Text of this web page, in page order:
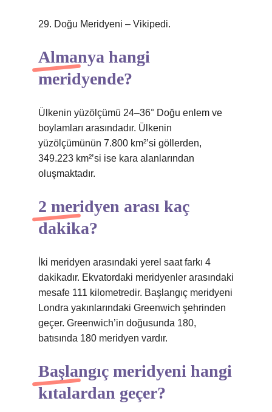
29. Doğu Meridyeni – Vikipedi.
Almanya hangi
meridyende?
Ülkenin yüzölçümü 24–36° Doğu enlem ve
boylamları arasındadır. Ülkenin
yüzölçümünün 7.800 km²’si göllerden,
349.223 km²’si ise kara alanlarından
oluşmaktadır.
2 meridyen arası kaç
dakika?
İki meridyen arasındaki yerel saat farkı 4
dakikadır. Ekvatordaki meridyenler arasındaki
mesafe 111 kilometredir. Başlangıç ​​meridyeni
Londra yakınlarındaki Greenwich şehrinden
geçer. Greenwich’in doğusunda 180,
batısında 180 meridyen vardır.
Başlangıç meridyeni hangi
kıtalardan geçer?